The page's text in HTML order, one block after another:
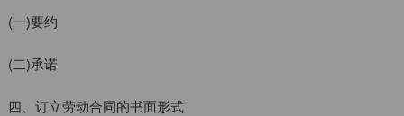
(一)要约
(二)承诺
四、订立劳动合同的书面形式